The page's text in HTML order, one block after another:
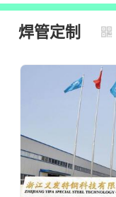
焊管定制